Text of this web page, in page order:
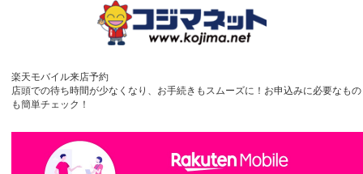
楽天モバイル来店予約
店頭での待ち時間が少なくなり、お手続きもスムーズに！お申込みに必要なもの
も簡単チェック！